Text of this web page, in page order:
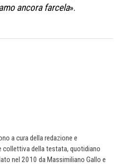
ancora farcela».
a cura della redazione e
collettiva della testata, quotidiano
nel 2010 da Massimiliano Gallo e